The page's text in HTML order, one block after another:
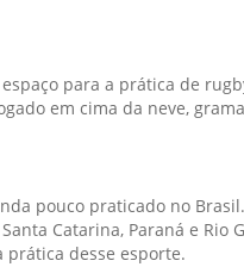
para a prática de
em cima da neve,
pouco praticado no
Catarina, Paraná e
prática desse esporte.